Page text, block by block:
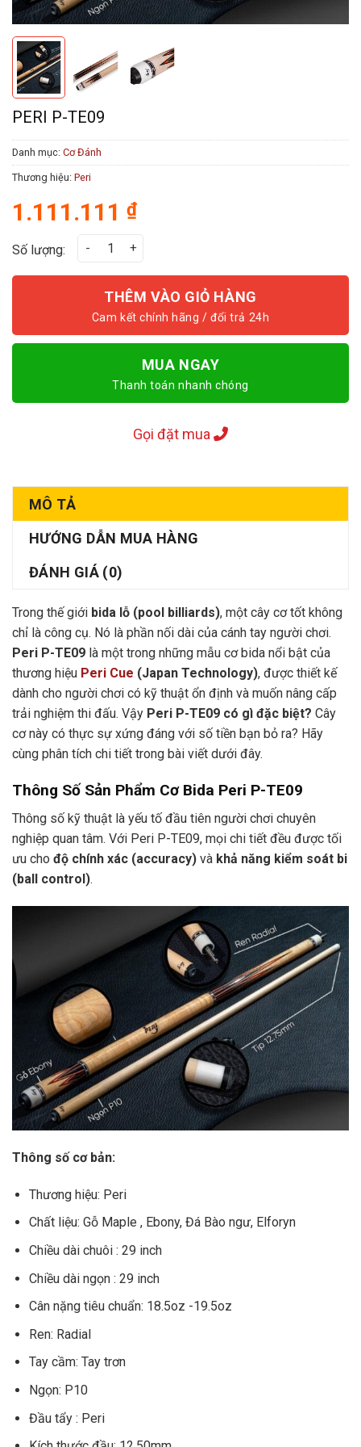
PERI P-TE09
Danh mục: Cơ Đánh
Thương hiệu: Peri
1.111.111 ₫
Số lượng: Peri P-TE09 số lượng
THÊM VÀO GIỎ HÀNG
MUA NGAY
Thanh toán nhanh chóng
Gọi đặt mua
MÔ TẢ
HƯỚNG DẪN MUA HÀNG
ĐÁNH GIÁ (0)
Trong thế giới bida lỗ (pool billiards), một cây cơ tốt không
chỉ là công cụ. Nó là phần nối dài của cánh tay người chơi.
Peri P-TE09 là một trong những mẫu cơ bida nổi bật của
thương hiệu Peri Cue (Japan Technology), được thiết kế
dành cho người chơi có kỹ thuật ổn định và muốn nâng cấp
trải nghiệm thi đấu. Vậy Peri P-TE09 có gì đặc biệt? Cây
cơ này có thực sự xứng đáng với số tiền bạn bỏ ra? Hãy
cùng phân tích chi tiết trong bài viết dưới đây.
Thông Số Sản Phẩm Cơ Bida Peri P-TE09
Thông số kỹ thuật là yếu tố đầu tiên người chơi chuyên
nghiệp quan tâm. Với Peri P-TE09, mọi chi tiết đều được tối
ưu cho độ chính xác (accuracy) và khả năng kiểm soát bi
(ball control).
Thông số cơ bản:
Thương hiệu: Peri
Chất liệu: Gỗ Maple , Ebony, Đá Bào ngư, Elforyn
Chiều dài chuôi : 29 inch
Chiều dài ngọn : 29 inch
Cân nặng tiêu chuẩn: 18.5oz -19.5oz
Ren: Radial
Tay cầm: Tay trơn
Ngọn: P10
Đầu tẩy : Peri